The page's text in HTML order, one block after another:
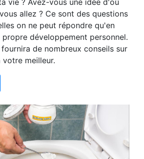
allez ? Ce sont des questions
on ne peut répondre qu'en
développement personnel.
de nombreux conseils sur
meilleur.